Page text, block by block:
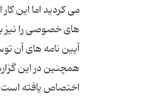
می کردید اما این